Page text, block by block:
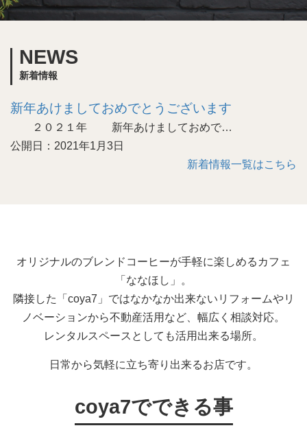
NEWS
新着情報
新年あけましておめでとうございます
２０２１年 新年あけましておめで…
公開日：2021年1月3日
新着情報一覧はこちら
オリジナルのブレンドコーヒーが手軽に楽しめるカフェ
「ななほし」。
隣接した「coya7」ではなかなか出来ないリフォームやリ
ノベーションから不動産活用など、幅広く相談対応。
レンタルスペースとしても活用出来る場所。
日常から気軽に立ち寄り出来るお店です。
coya7でできる事